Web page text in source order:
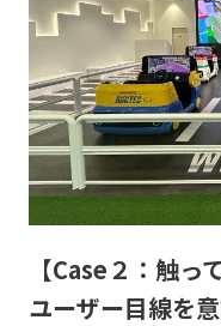
【Case２：触っ
ユーザー目線を